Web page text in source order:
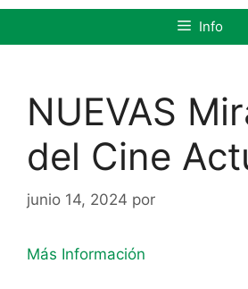
Info
NUEVAS
del Cine
junio 14, 2024 por
Más Información